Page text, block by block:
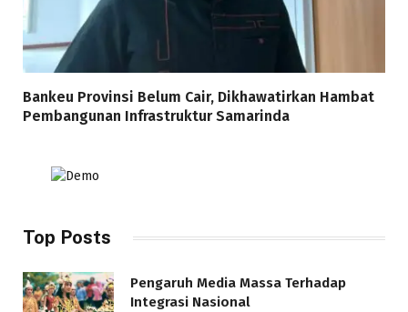
Bankeu Provinsi Belum Cair, Dikhawatirkan Hambat
Pembangunan Infrastruktur Samarinda
Top Posts
Pengaruh Media Massa Terhadap
Integrasi Nasional